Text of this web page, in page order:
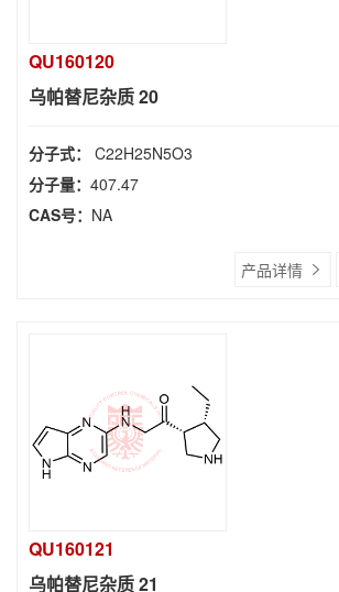
QU160120
乌帕替尼杂质 20
分子式： C22H25N5O3
分子量： 407.47
CAS号： NA
产品详情
QU160121
乌帕替尼杂质 21